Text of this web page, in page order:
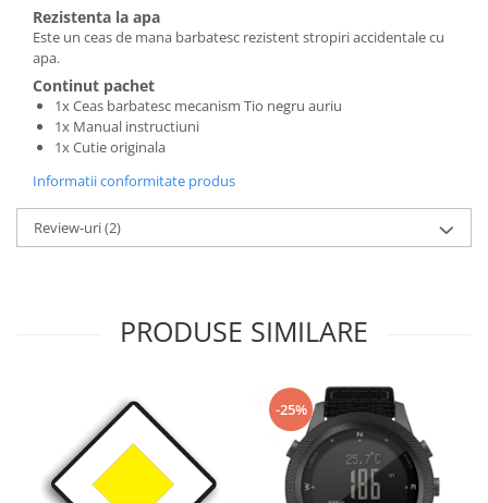
Rezistenta la apa
Este un ceas de mana barbatesc rezistent stropiri accidentale cu
apa.
Continut pachet
1x Ceas barbatesc mecanism Tio negru auriu
1x Manual instructiuni
1x Cutie originala
Informatii conformitate produs
Review-uri(2)
PRODUSE SIMILARE
-25%